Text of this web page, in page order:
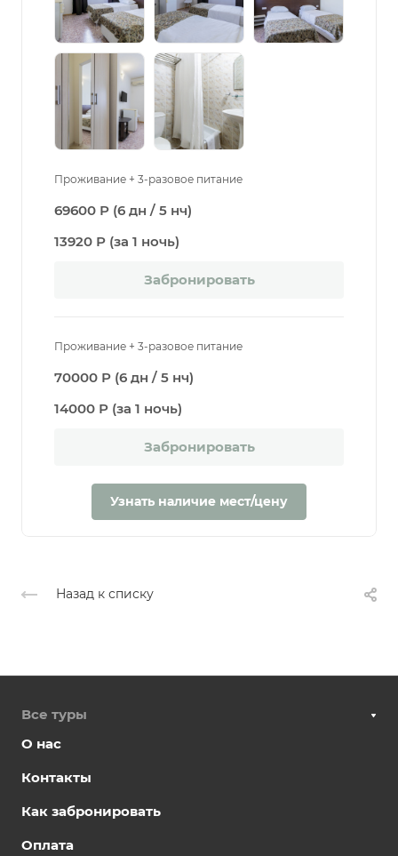
Проживание + 3-разовое питание
69600 Р (6 дн / 5 нч)
13920 Р (за 1 ночь)
Забронировать
Проживание + 3-разовое питание
70000 Р (6 дн / 5 нч)
14000 Р (за 1 ночь)
Забронировать
Узнать наличие мест/цену
Назад к списку
Все туры
О нас
Контакты
Как забронировать
Оплата